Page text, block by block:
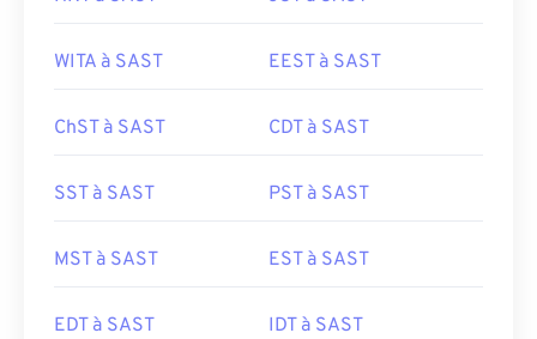
WITA à SAST EEST à SAST
ChST à SAST CDT à SAST
SST à SAST PST à SAST
MST à SAST EST à SAST
EDT à SAST IDT à SAST